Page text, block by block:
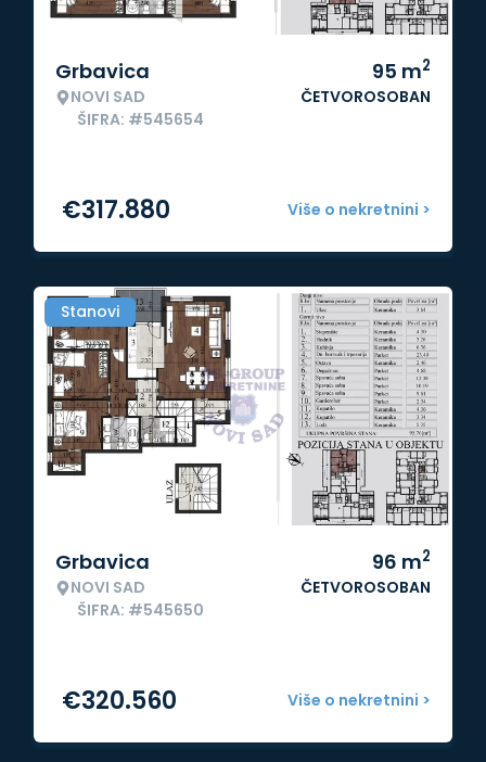
Grbavica
NOVI SAD
ŠIFRA: #545654
95 m2
ČETVOROSOBAN
Više o nekretnini >
€317.880
Stanovi
Grbavica
NOVI SAD
ŠIFRA: #545650
96 m2
ČETVOROSOBAN
Više o nekretnini >
€320.560